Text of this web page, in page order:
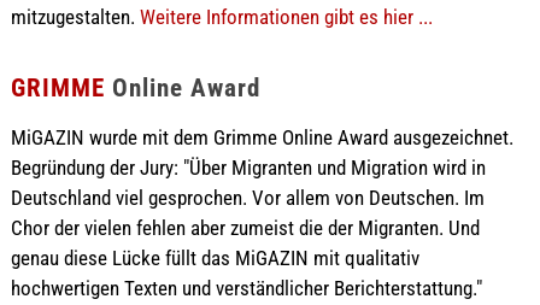
mitzugestalten. Weitere Informationen gibt es hier ...
GRIMME Online Award
MiGAZIN wurde mit dem Grimme Online Award ausgezeichnet.
Begründung der Jury: "Über Migranten und Migration wird in
Deutschland viel gesprochen. Vor allem von Deutschen. Im
Chor der vielen fehlen aber zumeist die der Migranten. Und
genau diese Lücke füllt das MiGAZIN mit qualitativ
hochwertigen Texten und verständlicher Berichterstattung."